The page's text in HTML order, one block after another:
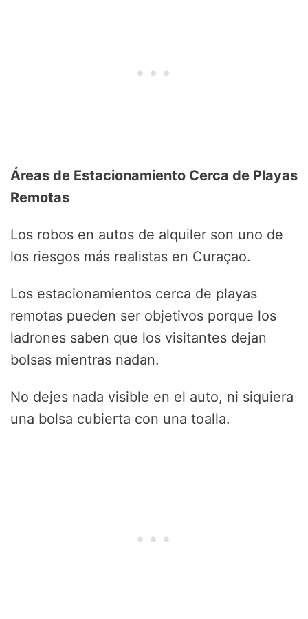
Áreas de Estacionamiento Cerca de Playas
Remotas
Los robos en autos de alquiler son uno de
los riesgos más realistas en Curaçao.
Los estacionamientos cerca de playas
remotas pueden ser objetivos porque los
ladrones saben que los visitantes dejan
bolsas mientras nadan.
No dejes nada visible en el auto, ni siquiera
una bolsa cubierta con una toalla.